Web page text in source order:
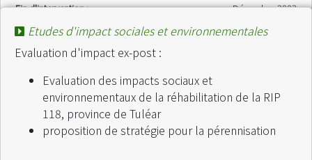
Fin d'intervention : Décembre 2003
Etudes d'impact sociales et environnementales
Evaluation d'impact ex-post :
Evaluation des impacts sociaux et
environnementaux de la réhabilitation de la RIP
118, province de Tuléar
proposition de stratégie pour la pérennisation